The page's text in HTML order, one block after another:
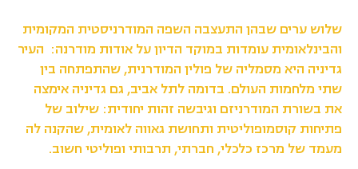
שלוש ערים שבהן התעצבה השפה המודרניסטית המקומית
והבינלאומית עומדות במוקד הדיון על אודות מודרנה: העיר
גדיניה היא מסמליה של פולין המודרנית, שהתפתחה בין
שתי מלחמות העולם. בדומה לתל אביב, גם גדיניה אימצה
את בשורת המודרניזם וגיבשה זהות יחודית: שילוב של
פתיחות קוסמופוליטית ותחושת גאווה לאומית, שהקנה לה
מעמד של מרכז כלכלי, חברתי, תרבותי ופוליטי חשוב.